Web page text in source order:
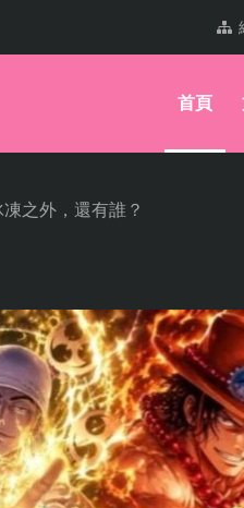
首頁
之外，還有誰？